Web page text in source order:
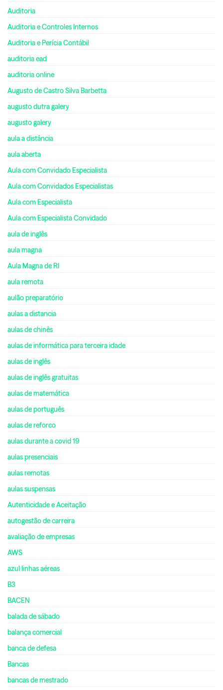
Auditoria
Auditoria e Controles Internos
Auditoria e Perícia Contábil
auditoria ead
auditoria online
Augusto de Castro Silva Barbetta
augusto dutra galery
augusto galery
aula a distância
aula aberta
Aula com Convidado Especialista
Aula com Convidados Especialistas
Aula com Especialista
Aula com Especialista Convidado
aula de inglês
aula magna
Aula Magna de RI
aula remota
aulão preparatório
aulas a distancia
aulas de chinês
aulas de informática para terceira idade
aulas de inglês
aulas de inglês gratuitas
aulas de matemática
aulas de português
aulas de reforco
aulas durante a covid 19
aulas presenciais
aulas remotas
aulas suspensas
Autenticidade e Aceitação
autogestão de carreira
avaliação de empresas
AWS
azul linhas aéreas
B3
BACEN
balada de sábado
balança comercial
banca de defesa
Bancas
bancas de mestrado